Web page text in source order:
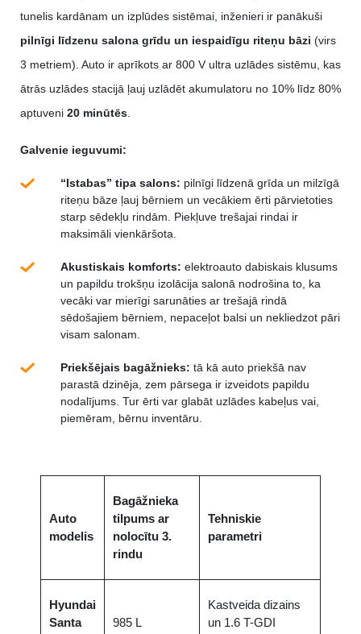
tunelis kardānam un izplūdes sistēmai, inženieri ir panākuši
pilnīgi līdzenu salona grīdu un iespaidīgu riteņu bāzi (virs
3 metriem). Auto ir aprīkots ar 800 V ultra uzlādes sistēmu, kas
ātrās uzlādes stacijā ļauj uzlādēt akumulatoru no 10% līdz 80%
aptuveni 20 minūtēs.
Galvenie ieguvumi:
“Istabas” tipa salons: pilnīgi līdzenā grīda un milzīgā
riteņu bāze ļauj bērniem un vecākiem ērti pārvietoties
starp sēdekļu rindām. Piekļuve trešajai rindai ir
maksimāli vienkāršota.
Akustiskais komforts: elektroauto dabiskais klusums
un papildu trokšņu izolācija salonā nodrošina to, ka
vecāki var mierīgi sarunāties ar trešajā rindā
sēdošajiem bērniem, nepaceļot balsi un nekliedzot pāri
visam salonam.
Priekšējais bagāžnieks: tā kā auto priekšā nav
parastā dzinēja, zem pārsega ir izveidots papildu
nodalījums. Tur ērti var glabāt uzlādes kabeļus vai,
piemēram, bērnu inventāru.
Auto
modelis
Bagāžnieka
tilpums ar
nolocītu 3.
rindu
Tehniskie
parametri
Hyundai
Santa
985 L
Kastveida dizains
un 1.6 T-GDI